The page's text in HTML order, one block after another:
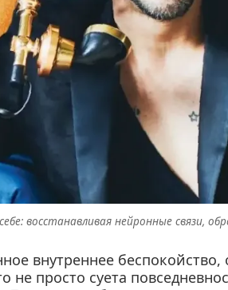
восстанавливая нейронные связи,
внутреннее
не просто суета